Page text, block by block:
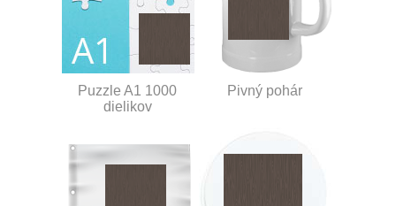
Puzzle A1 1000
dielikov
Pivný pohár